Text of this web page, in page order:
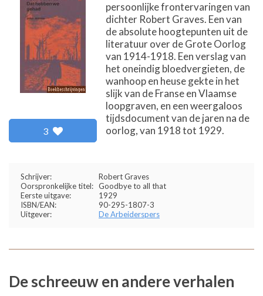
3
persoonlijke frontervaringen van
dichter Robert Graves. Een van
de absolute hoogtepunten uit de
literatuur over de Grote Oorlog
van 1914-1918. Een verslag van
het oneindig bloedvergieten, de
wanhoop en heuse gekte in het
slijk van de Franse en Vlaamse
loopgraven, en een weergaloos
tijdsdocument van de jaren na de
oorlog, van 1918 tot 1929.
Schrijver:
Robert Graves
Oorspronkelijke titel: Goodbye to all that
Eerste uitgave:
1929
ISBN/EAN:
90-295-1807-3
Uitgever:
De Arbeiderspers
De schreeuw en andere verhalen